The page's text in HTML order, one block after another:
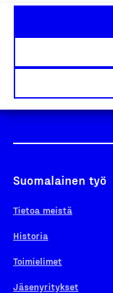
Suomalainen työ
Tietoa meistä
Historia
Toimielimet
Jäsenyritykset